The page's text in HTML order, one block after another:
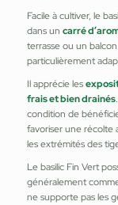
Facile à cultiver, le
dans un carré
terrasse ou un
particulièrement
Il apprécie les
frais et bien drainés
condition de
favoriser une récolte
les extrémités des
Le basilic Fin Vert
généralement
ne supporte pas les